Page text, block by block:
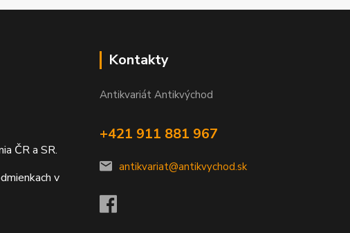
ČR a SR.
v
Kontakty
Antikvariát Antikvýchod
+421 911 881 967
antikvariat@antikvychod.sk